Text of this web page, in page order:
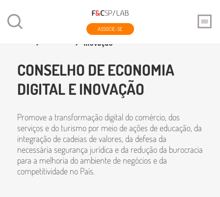
ASSOCIE-SE
Conselho de Economia Digital e
Inovação
CONSELHO DE ECONOMIA
DIGITAL E INOVAÇÃO
Promove a transformação digital do comércio, dos
serviços e do turismo por meio de ações de educação, da
integração de cadeias de valores, da defesa da
necessária segurança jurídica e da redução da burocracia
para a melhoria do ambiente de negócios e da
competitividade no País.